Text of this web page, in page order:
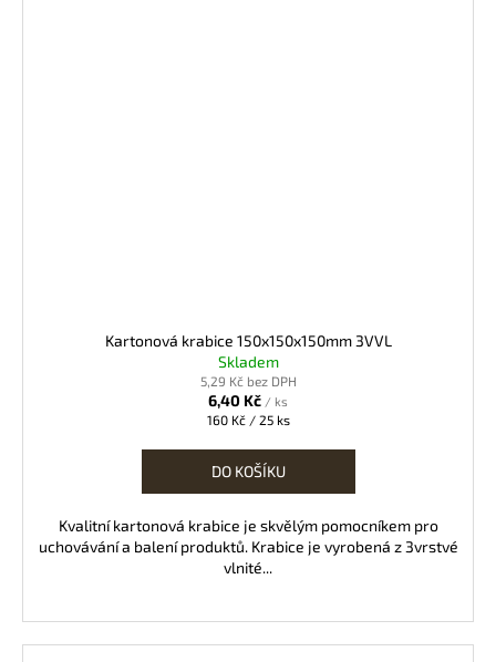
Kartonová krabice 150x150x150mm 3VVL
Skladem
5,29 Kč bez DPH
6,40 Kč / ks
Měrná
160 Kč / 25 ks
DO KOŠÍKU
Kvalitní kartonová krabice je skvělým pomocníkem pro
uchovávání a balení produktů. Krabice je vyrobená z 3vrstvé
vlnité...